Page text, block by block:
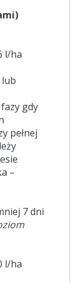
l/ha
gdy
pełnej
–
7 dni
l/ha